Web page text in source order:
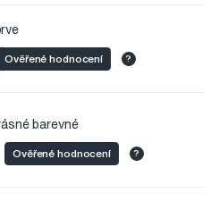
Ověřené hodnocení ?
barevné
Ověřené hodnocení ?